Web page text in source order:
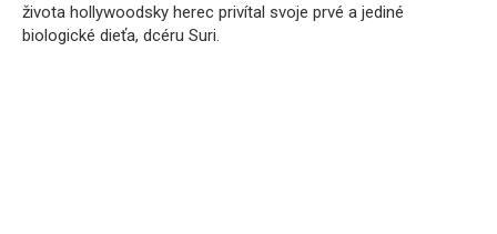
života hollywoodsky herec privítal svoje prvé a jediné
biologické dieťa, dcéru Suri.